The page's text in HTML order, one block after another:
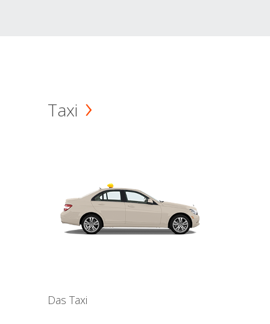
Taxi
Das Taxi